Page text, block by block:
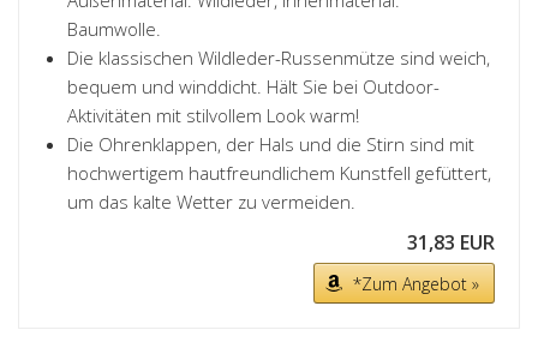
Baumwolle.
Die klassischen Wildleder-Russenmütze sind weich,
bequem und winddicht. Hält Sie bei Outdoor-
Aktivitäten mit stilvollem Look warm!
Die Ohrenklappen, der Hals und die Stirn sind mit
hochwertigem hautfreundlichem Kunstfell gefüttert,
um das kalte Wetter zu vermeiden.
31,83 EUR
*Zum Angebot »